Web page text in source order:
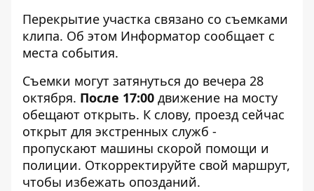
Перекрытие участка связано со съемками
клипа. Об этом Информатор сообщает с
места события.
Съемки могут затянуться до вечера 28
октября. После 17:00 движение на мосту
обещают открыть. К слову, проезд сейчас
открыт для экстренных служб -
пропускают машины скорой помощи и
полиции. Откорректируйте свой маршрут,
чтобы избежать опозданий.